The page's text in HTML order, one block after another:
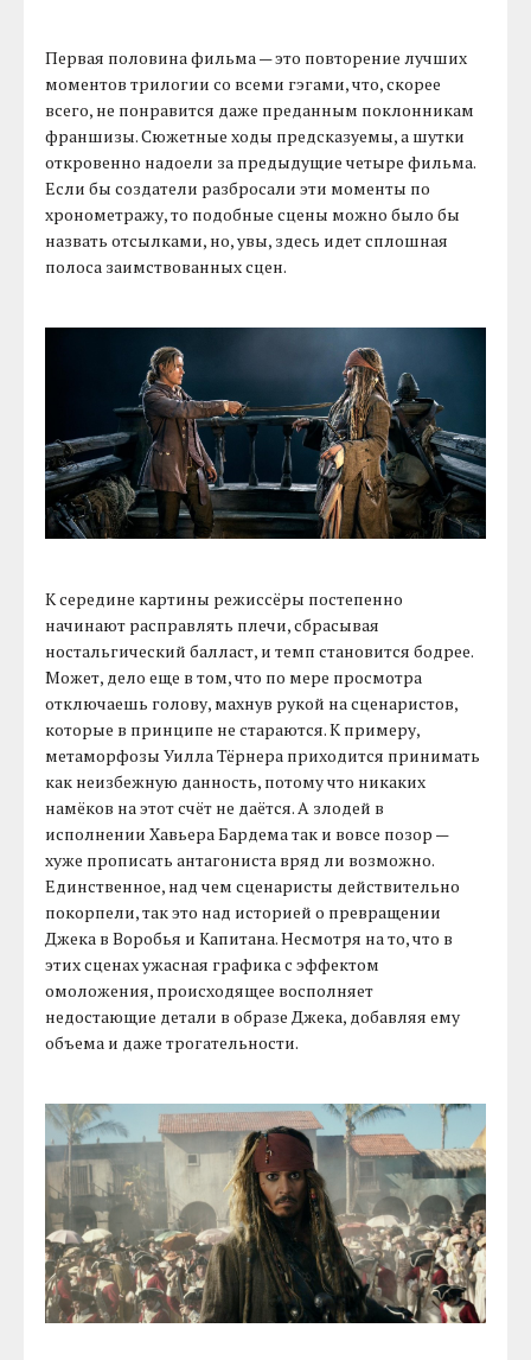
Первая половина фильма — это повторение лучших
моментов трилогии со всеми гэгами, что, скорее
всего, не понравится даже преданным поклонникам
франшизы. Сюжетные ходы предсказуемы, а шутки
откровенно надоели за предыдущие четыре фильма.
Если бы создатели разбросали эти моменты по
хронометражу, то подобные сцены можно было бы
назвать отсылками, но, увы, здесь идет сплошная
полоса заимствованных сцен.
К середине картины режиссёры постепенно
начинают расправлять плечи, сбрасывая
ностальгический балласт, и темп становится бодрее.
Может, дело еще в том, что по мере просмотра
отключаешь голову, махнув рукой на сценаристов,
которые в принципе не стараются. К примеру,
метаморфозы Уилла Тёрнера приходится принимать
как неизбежную данность, потому что никаких
намёков на этот счёт не даётся. А злодей в
исполнении Хавьера Бардема так и вовсе позор —
хуже прописать антагониста вряд ли возможно.
Единственное, над чем сценаристы действительно
покорпели, так это над историей о превращении
Джека в Воробья и Капитана. Несмотря на то, что в
этих сценах ужасная графика с эффектом
омоложения, происходящее восполняет
недостающие детали в образе Джека, добавляя ему
объема и даже трогательности.